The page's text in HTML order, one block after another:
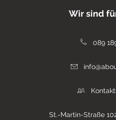
Wir sind
089
St.-Martin-Straße